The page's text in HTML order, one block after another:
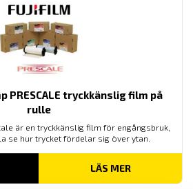
PRESCALE tryckkänslig film på
rulle
är en tryckkänslig film för engångsbruk,
se hur trycket fördelar sig över ytan.
LÄS MER